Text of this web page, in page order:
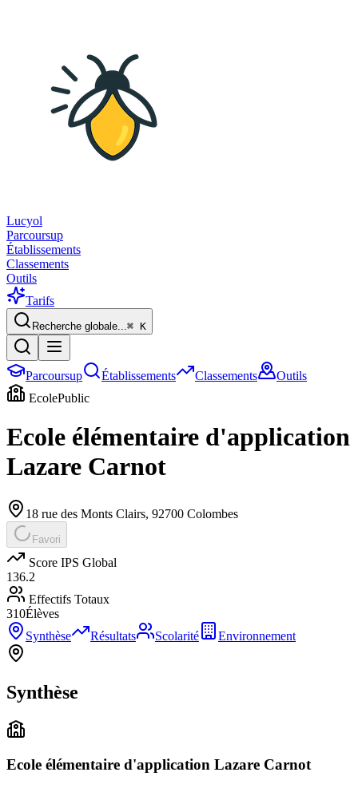
Lucyol
Parcoursup
Établissements
Classements
Outils
Tarifs
Recherche globale...⌘ K
Parcoursup Établissements Classements
Outils
EcolePublic
Ecole élémentaire d'application
Lazare Carnot
18 rue des Monts Clairs, 92700 Colombes
Favori
Score IPS Global
136.2
Effectifs Totaux
310Élèves
Synthèse
Résultats Scolarité Environnement
Synthèse
Ecole élémentaire d'application Lazare Carnot